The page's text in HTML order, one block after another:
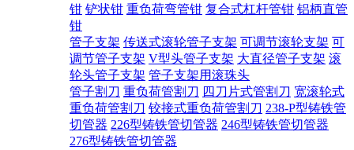
钳 铲状钳 重负荷弯管钳 复合式杠杆管钳 铝柄直管
钳
管子支架 传送式滚轮管子支架 可调节滚轮支架 可
调节管子支架 V型头管子支架 大直径管子支架 滚
轮头管子支架 管子支架用滚珠头
管子割刀 重负荷管割刀 四刀片式管割刀 宽滚轮式
重负荷管割刀 铰接式重负荷管割刀 238-P型铸铁管
切管器 226型铸铁管切管器 246型铸铁管切管器
276型铸铁管切管器